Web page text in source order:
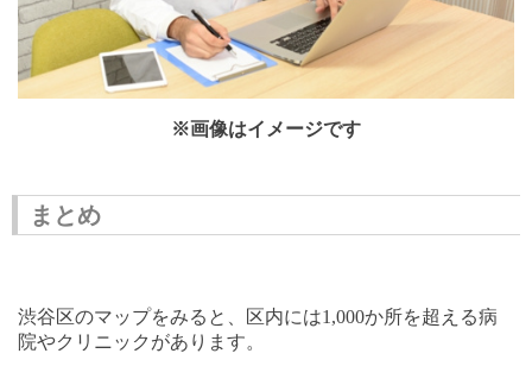
※画像はイメージです
まとめ
渋谷区のマップをみると、区内には1,000か所を超える病
院やクリニックがあります。